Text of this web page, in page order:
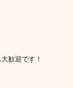
歓迎です！